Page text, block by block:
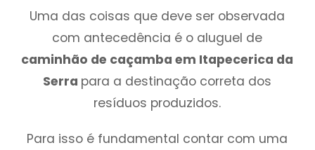
Uma das coisas que deve ser observada
com antecedência é o aluguel de
caminhão de caçamba em Itapecerica da
Serra para a destinação correta dos
resíduos produzidos.
Para isso é fundamental contar com uma